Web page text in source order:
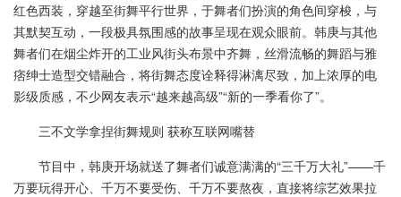
红色西装，穿越至街舞平行世界，于舞者们扮演的角色间穿梭，与
其默契互动，一段极具氛围感的故事呈现在观众眼前。韩庚与其他
舞者们在烟尘炸开的工业风街头布景中齐舞，丝滑流畅的舞蹈与雅
痞绅士造型交错融合，将街舞态度诠释得淋漓尽致，加上浓厚的电
影级质感，不少网友表示“越来越高级”“新的一季看你了”。
三不文学拿捏街舞规则 获称互联网嘴替
节目中，韩庚开场就送了舞者们诚意满满的“三千万大礼”——千
万要玩得开心、千万不要受伤、千万不要熬夜，直接将综艺效果拉